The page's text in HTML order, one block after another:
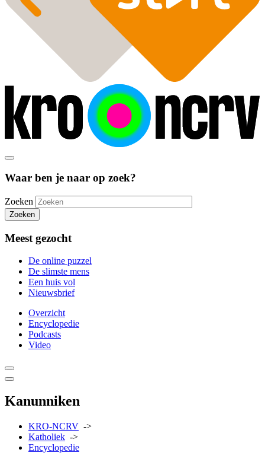
Waar ben je naar op zoek?
Zoeken
Zoeken
Meest gezocht
De online puzzel
De slimste mens
Een huis vol
Nieuwsbrief
Overzicht
Encyclopedie
Podcasts
Video
Kanunniken
KRO-NCRV ->
Katholiek ->
Encyclopedie